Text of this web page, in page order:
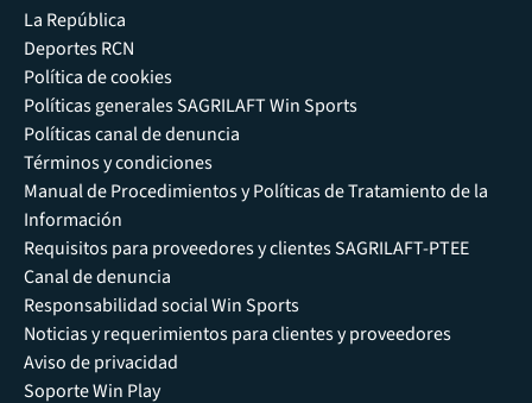
La República
Deportes RCN
Política de cookies
Políticas generales SAGRILAFT Win Sports
Políticas canal de denuncia
Términos y condiciones
Manual de Procedimientos y Políticas de Tratamiento de la
Información
Requisitos para proveedores y clientes SAGRILAFT-PTEE
Canal de denuncia
Responsabilidad social Win Sports
Noticias y requerimientos para clientes y proveedores
Aviso de privacidad
Soporte Win Play